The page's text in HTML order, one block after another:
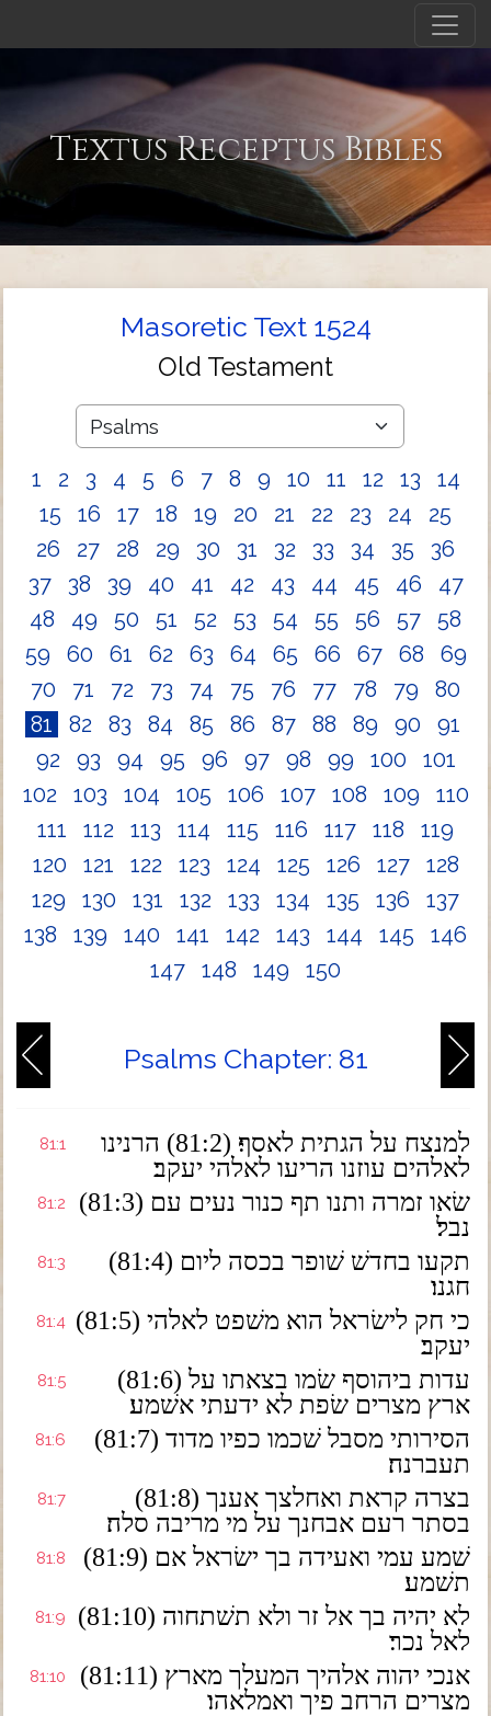
Textus Receptus Bibles
Masoretic Text 1524
Old Testament
1 2 3 4 5 6 7 8 9 10 11 12 13
14
15
16 17 18 19 20 21 22 23 24
25
26
27 28 29 30 31 32 33 34 35
36
37
38 39 40 41 42 43 44 45 46
47
48
49 50 51 52 53 54 55 56 57
58
59
60 61 62 63 64 65 66 67 68
69
70
71 72 73 74 75 76 77 78 79
80
81
82 83 84 85 86 87 88 89 90
91
92
93 94 95 96 97 98 99 100
101
102
103 104 105 106 107 108 109
110
111
112 113 114 115 116 117 118
119
120
121 122 123 124 125 126 127
128
129
130 131 132 133 134 135 136
137
138
139 140 141 142 143 144 145
146
147
148 149 150
Psalms Chapter: 81
81:1
למנצח על הגתית לאסף׃ (81:2) הרנינו
לאלהים עוזנו הריעו לאלהי יעקב׃
81:2
(81:3) שׂאו זמרה ותנו תף כנור נעים עם
נבל׃
81:3
(81:4) תקעו בחדשׁ שׁופר בכסה ליום
חגנו׃
81:4 (81:5) כי חק לישׂראל הוא משׁפט לאלהי
יעקב׃
81:5
(81:6) עדות ביהוסף שׂמו בצאתו על
ארץ מצרים שׂפת לא ידעתי אשׁמע׃
81:6
(81:7) הסירותי מסבל שׁכמו כפיו מדוד
תעברנה׃
81:7
(81:8) בצרה קראת ואחלצך אענך
בסתר רעם אבחנך על מי מריבה סלה׃
81:8
(81:9) שׁמע עמי ואעידה בך ישׂראל אם
תשׁמע׃
81:9
(81:10) לא יהיה בך אל זר ולא תשׁתחוה
לאל נכר׃
81:10
(81:11) אנכי יהוה אלהיך המעלך מארץ
מצרים הרחב פיך ואמלאהו׃